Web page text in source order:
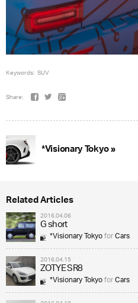
Keywords: SUV
Share:
*Visionary Tokyo »
Related Articles
2016.04.06
G short
*Visionary TokyoforCars
2016.04.15
ZOTYE SR8
*Visionary TokyoforCars